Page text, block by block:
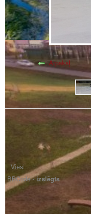
Atpakaļ
BBCode -izslēgts